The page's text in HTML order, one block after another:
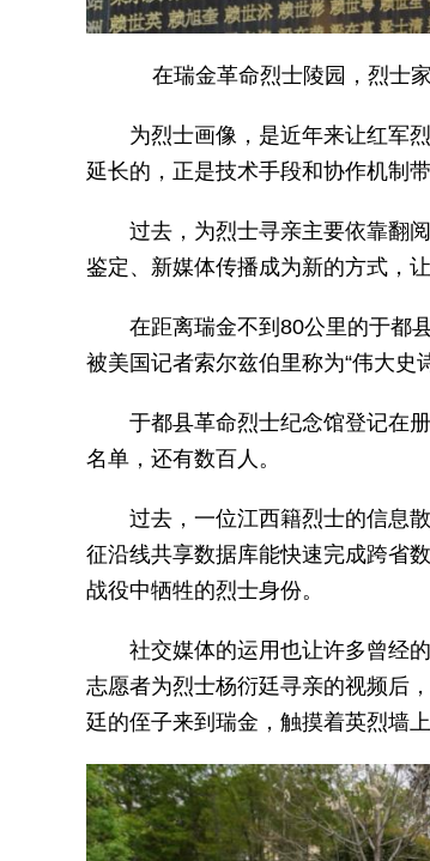
在瑞金革命烈士陵园，烈士
为烈士画像，是近年来让红军
延长的，正是技术手段和协作机制
过去，为烈士寻亲主要依靠翻
鉴定、新媒体传播成为新的方式，
在距离瑞金不到80公里的于都
被美国记者索尔兹伯里称为“伟大史
于都县革命烈士纪念馆登记在
名单，还有数百人。
过去，一位江西籍烈士的信息
征沿线共享数据库能快速完成跨省
战役中牺牲的烈士身份。
社交媒体的运用也让许多曾经
志愿者为烈士杨衍廷寻亲的视频后
廷的侄子来到瑞金，触摸着英烈墙